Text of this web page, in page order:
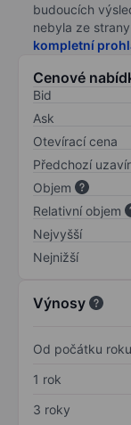
budoucích
nebyla ze
kompletní
Cenové
Bid
Ask
Otevírací cena
Předchozí
Objem
Relativní objem
Nejvyšší
Nejnižší
Výnosy
Od počátku
1 rok
3 roky